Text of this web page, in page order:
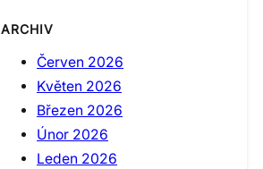
ARCHIV
Červen 2026
Květen 2026
Březen 2026
Únor 2026
Leden 2026